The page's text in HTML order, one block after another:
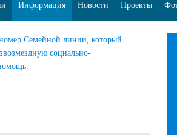
Информация Новости Проекты